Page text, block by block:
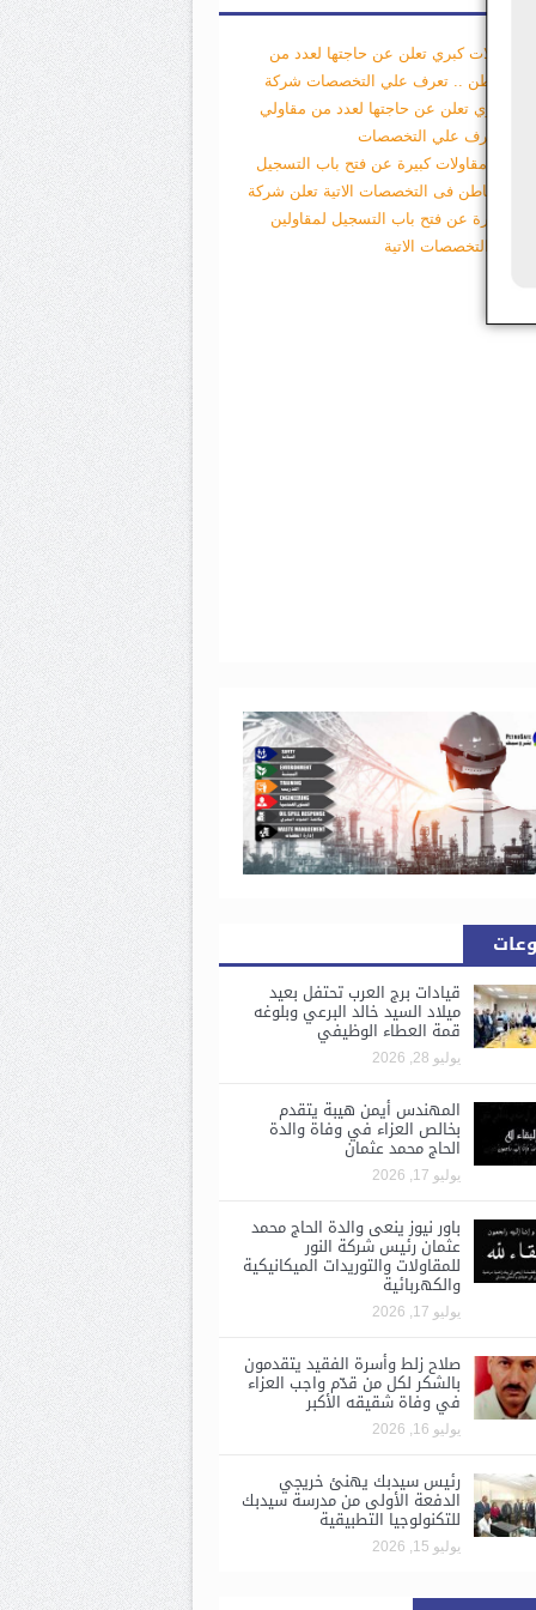
مقاولات كبري تعلن عن حاجتها لعدد من
الباطن .. تعرف علي التخصصات شركة
كبري تعلن عن حاجتها لعدد من مقاولي
.. تعرف علي التخصصات
شركة مقاولات كبيرة عن فتح باب التسجيل
الباطن فى التخصصات الاتية تعلن شركة
كبيرة عن فتح باب التسجيل لمقاولين
فى التخصصات الاتية
قيادات برج العرب تحتفل بعيد
ميلاد السيد خالد البرعي وبلوغه
قمة العطاء الوظيفي
يوليو 28, 2026
المهندس أيمن هيبة يتقدم
بخالص العزاء في وفاة والدة
الحاج محمد عثمان
يوليو 17, 2026
باور نيوز ينعى والدة الحاج محمد
عثمان رئيس شركة النور
للمقاولات والتوريدات الميكانيكية
والكهربائية
يوليو 17, 2026
صلاح زلط وأسرة الفقيد يتقدمون
بالشكر لكل من قدّم واجب العزاء
في وفاة شقيقه الأكبر
يوليو 16, 2026
رئيس سيدبك يهنئ خريجي
الدفعة الأولى من مدرسة سيدبك
للتكنولوجيا التطبيقية
يوليو 15, 2026